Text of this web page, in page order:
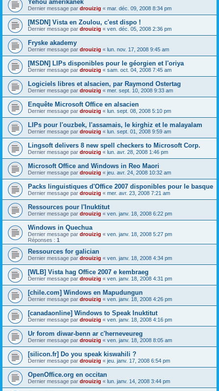
Yehoù amerikanek
Dernier message par drouizig « mar. déc. 09, 2008 8:34 pm
[MSDN] Vista en Zoulou, c'est dispo !
Dernier message par drouizig « ven. déc. 05, 2008 2:36 pm
Fryske akademy
Dernier message par drouizig « lun. nov. 17, 2008 9:45 am
[MSDN] LIPs disponibles pour le géorgien et l'oriya
Dernier message par drouizig « sam. oct. 04, 2008 7:45 am
Logiciels libres et alsacien, par Raymond Ostertag
Dernier message par drouizig « mer. sept. 10, 2008 9:33 am
Enquête Microsoft Office en alsacien
Dernier message par drouizig « lun. sept. 08, 2008 5:10 pm
LIPs pour l'ouzbek, l'assamais, le kirghiz et le malayalam
Dernier message par drouizig « lun. sept. 01, 2008 9:59 am
Lingsoft delivers 8 new spell checkers to Microsoft Corp.
Dernier message par drouizig « lun. avr. 28, 2008 1:46 pm
Microsoft Office and Windows in Reo Maori
Dernier message par drouizig « jeu. avr. 24, 2008 10:32 am
Packs linguistiques d'Office 2007 disponibles pour le basque
Dernier message par drouizig « mer. avr. 23, 2008 7:21 am
Ressources pour l'Inuktitut
Dernier message par drouizig « ven. janv. 18, 2008 6:22 pm
Windows in Quechua
Dernier message par drouizig « ven. janv. 18, 2008 5:27 pm
Réponses : 1
Ressources for galician
Dernier message par drouizig « ven. janv. 18, 2008 4:34 pm
[WLB] Vista hag Office 2007 e kembraeg
Dernier message par drouizig « ven. janv. 18, 2008 4:31 pm
[chile.com] Windows en Mapudungun
Dernier message par drouizig « ven. janv. 18, 2008 4:26 pm
[canadaonline] Windows to Speak Inuktitut
Dernier message par drouizig « ven. janv. 18, 2008 4:16 pm
Ur forom diwar-benn ar c'herneveureg
Dernier message par drouizig « ven. janv. 18, 2008 8:05 am
[silicon.fr] Do you speak kiswahili ?
Dernier message par drouizig « jeu. janv. 17, 2008 6:54 pm
OpenOffice.org en occitan
Dernier message par drouizig « lun. janv. 14, 2008 3:44 pm